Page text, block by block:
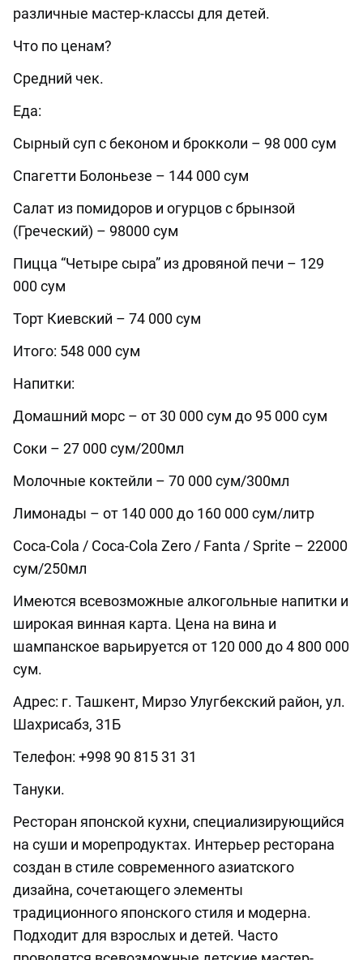
различные мастер-классы для детей.
Что по ценам?
Средний чек.
Еда:
Сырный суп с беконом и брокколи – 98 000 сум
Спагетти Болоньезе – 144 000 сум
Салат из помидоров и огурцов с брынзой
(Греческий) – 98000 сум
Пицца “Четыре сыра” из дровяной печи – 129
000 сум
Торт Киевский – 74 000 сум
Итого: 548 000 сум
Напитки:
Домашний морс – от 30 000 сум до 95 000 сум
Соки – 27 000 сум/200мл
Молочные коктейли – 70 000 сум/300мл
Лимонады – от 140 000 до 160 000 сум/литр
Coca-Cola / Coca-Cola Zero / Fanta / Sprite – 22000
сум/250мл
Имеются всевозможные алкогольные напитки и
широкая винная карта. Цена на вина и
шампанское варьируется от 120 000 до 4 800 000
сум.
Адрес: г. Ташкент, Мирзо Улугбекский район, ул.
Шахрисабз, 31Б
Телефон: +998 90 815 31 31
Тануки.
Ресторан японской кухни, специализирующийся
на суши и морепродуктах. Интерьер ресторана
создан в стиле современного азиатского
дизайна, сочетающего элементы
традиционного японского стиля и модерна.
Подходит для взрослых и детей. Часто